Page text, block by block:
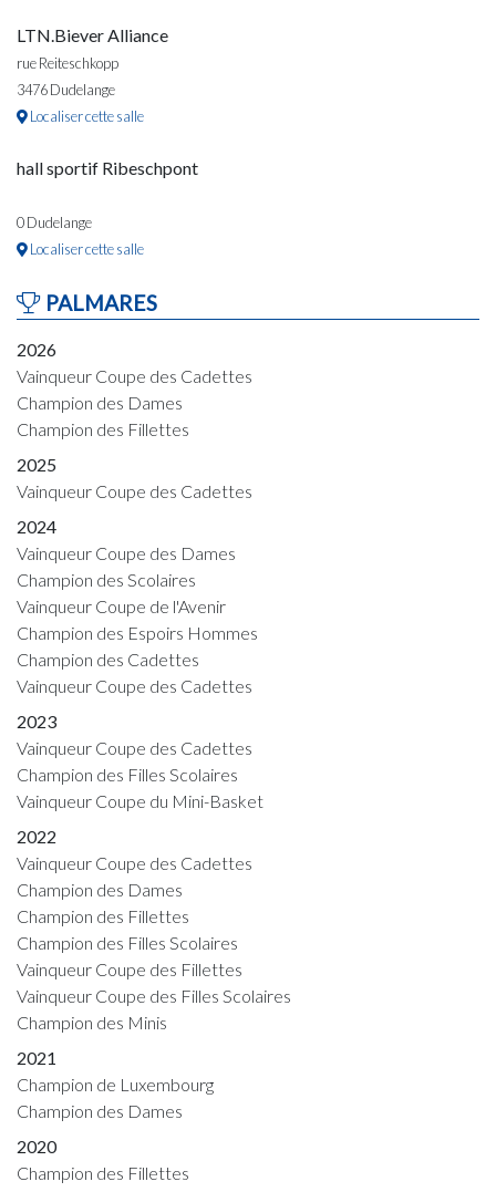
LTN.Biever Alliance
rue Reiteschkopp
3476 Dudelange
Localiser cette salle
hall sportif Ribeschpont
0 Dudelange
Localiser cette salle
PALMARES
2026
Vainqueur Coupe des Cadettes
Champion des Dames
Champion des Fillettes
2025
Vainqueur Coupe des Cadettes
2024
Vainqueur Coupe des Dames
Champion des Scolaires
Vainqueur Coupe de l'Avenir
Champion des Espoirs Hommes
Champion des Cadettes
Vainqueur Coupe des Cadettes
2023
Vainqueur Coupe des Cadettes
Champion des Filles Scolaires
Vainqueur Coupe du Mini-Basket
2022
Vainqueur Coupe des Cadettes
Champion des Dames
Champion des Fillettes
Champion des Filles Scolaires
Vainqueur Coupe des Fillettes
Vainqueur Coupe des Filles Scolaires
Champion des Minis
2021
Champion de Luxembourg
Champion des Dames
2020
Champion des Fillettes